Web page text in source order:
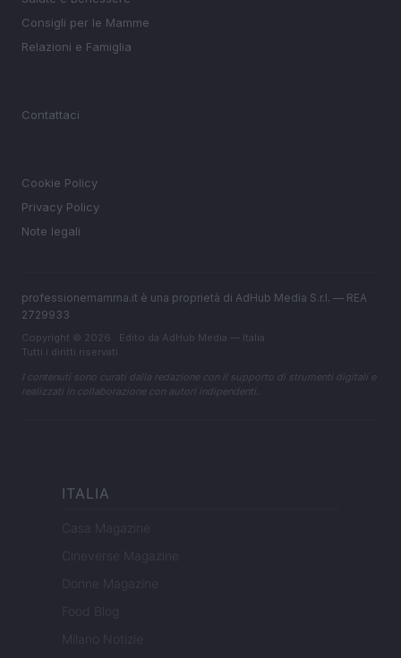
Consigli per le Mamme
Relazioni e Famiglia
Contattaci
Cookie Policy
Privacy Policy
Note legali
professionemamma.it è una proprietà di AdHub Media S.r.l. — REA
2729933
Copyright © 2026 · Edito da AdHub Media — Italia
Tutti i diritti riservati
I contenuti sono curati dalla redazione con il supporto di strumenti digitali e
realizzati in collaborazione con autori indipendenti.
ITALIA
Casa Magazine
Cineverse Magazine
Donne Magazine
Food Blog
Milano Notizie